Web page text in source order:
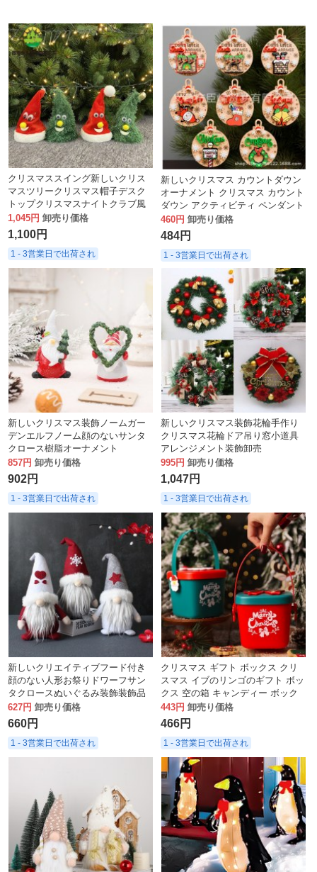
クリスマススイング新しいクリス
マスツリークリスマス帽子デスク
トップクリスマスナイトクラブ風
移動発光クリスマスギフト
1,045円 卸売り価格
1,100円
1 - 3営業日で出荷され
新しいクリスマス カウントダウン
オーナメント クリスマス カウント
ダウン アクティビティ ペンダント
デコレーション
460円 卸売り価格
484円
1 - 3営業日で出荷され
新しいクリスマス装飾ノームガー
デンエルフノーム顔のないサンタ
クロース樹脂オーナメント
857円 卸売り価格
902円
1 - 3営業日で出荷され
新しいクリスマス装飾花輪手作り
クリスマス花輪ドア吊り窓小道具
アレンジメント装飾卸売
995円 卸売り価格
1,047円
1 - 3営業日で出荷され
新しいクリエイティブフード付き
顔のない人形お祭りドワーフサン
タクロースぬいぐるみ装飾装飾品
627円 卸売り価格
660円
1 - 3営業日で出荷され
クリスマス ギフト ボックス クリ
スマス イブのリンゴのギフト ボッ
クス 空の箱 キャンディー ボック
ス クリスマス コンパニオン ギフ
ト ボックス ピース フルーツ包装
443円 卸売り価格
466円
1 - 3営業日で出荷され